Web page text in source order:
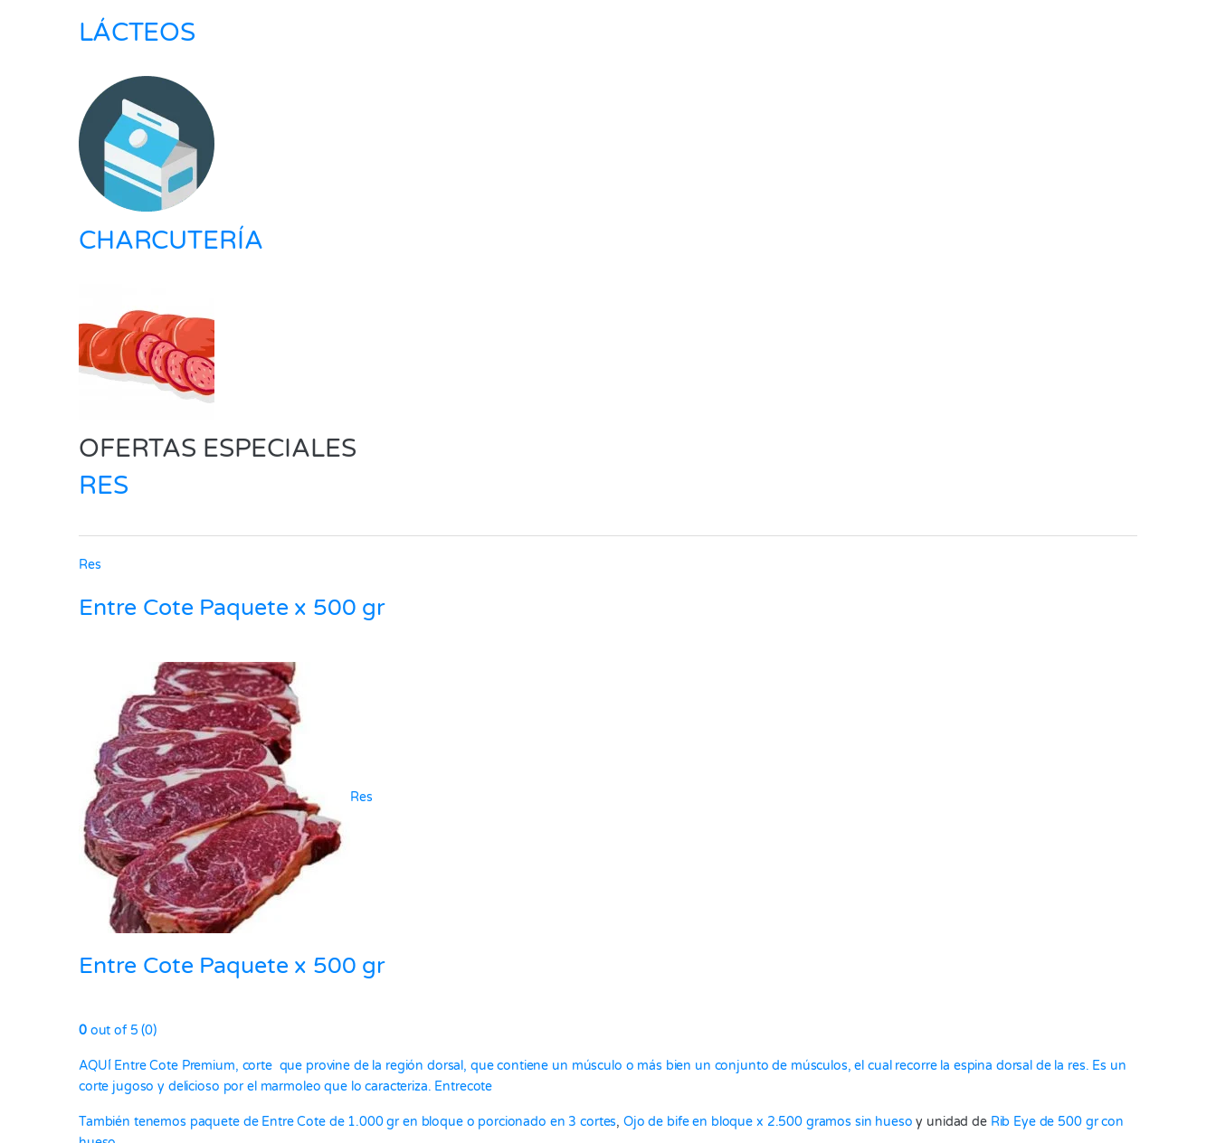
LÁCTEOS
CHARCUTERÍA
OFERTAS ESPECIALES
RES
Res
Entre Cote Paquete x 500 gr
Res
Entre Cote Paquete x 500 gr
0out of 5 (0)
AQUÍ Entre Cote Premium, corte que provine de la región dorsal, que contiene un músculo o más bien un conjunto de músculos, el cual recorre la espina dorsal de la res. Es un
corte jugoso y delicioso por el marmoleo que lo caracteriza. Entrecote
También tenemos paquete de Entre Cote de 1.000 gr en bloque o porcionado en 3 cortes, Ojo de bife en bloque x 2.500 gramos sin hueso y unidad de Rib Eye de 500 gr con